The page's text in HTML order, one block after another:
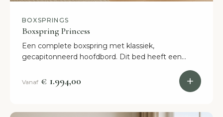
BOXSPRINGS
Boxspring Princess
Een complete boxspring met klassiek,
gecapitonneerd hoofdbord. Dit bed heeft een
slaapkamer!
Vanaf € 1.994,00